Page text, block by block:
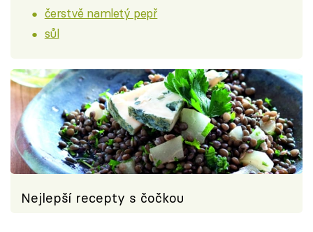
čerstvě namletý pepř
sůl
Nejlepší recepty s čočkou